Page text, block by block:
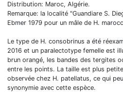
Distribution: Maroc, Algérie.
Remarque: la localité "Guandiare S.
Ebmer 1979 pour un mâle de H.
Le type de H. consobrinus a été
2016 et un paralectotype femelle est
brun orangé, les bandes des tergites
entre les points. La taille est plus
observée chez H. patellatus, ce qui
synonymie avec cette espèce.